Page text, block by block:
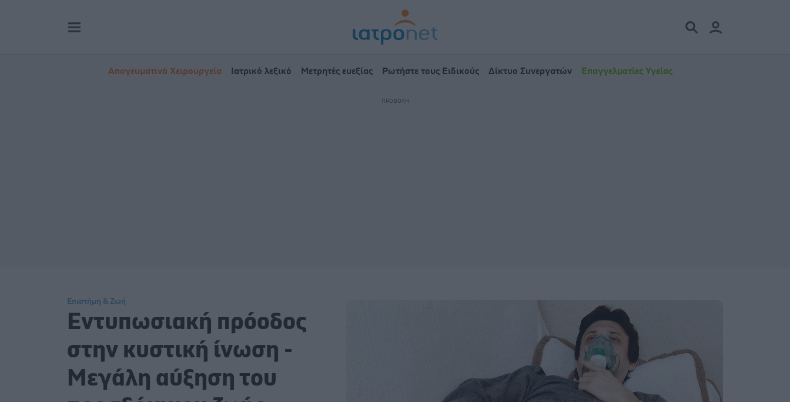
Απογευματινά Χειρουργεία Ιατρικό λεξικό Μετρητές ευεξίας Ρωτήστε τους Ειδικούς Δίκτυο Συνεργατών Επαγγελματίες Υγείας
Επιστήμη & Ζωή
Εντυπωσιακή πρόοδος
στην κυστική ίνωση -
Μεγάλη αύξηση του